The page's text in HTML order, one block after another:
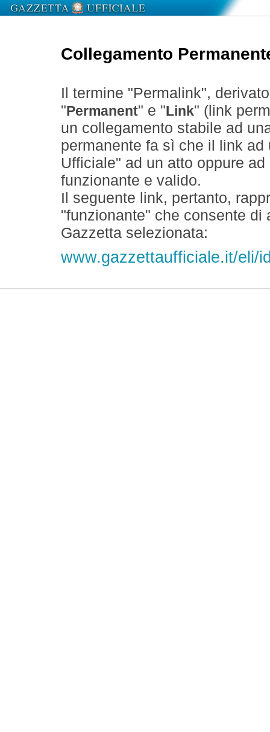
Collegamento
Il termine "Permalink",
" Permanent" e " Link" (link
un collegamento stabile ad
permanente fa sì che il link
Ufficiale" ad un atto oppure
funzionante e valido.
Il seguente link, pertanto,
"funzionante" che consente
Gazzetta selezionata:
www.gazzettaufficiale.it/eli/